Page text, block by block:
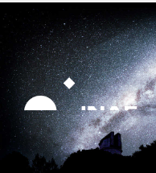
Strumenti
personali
Salta
contenuti.
|
Salta
alla
navigazione
Ricerca
avanzata…